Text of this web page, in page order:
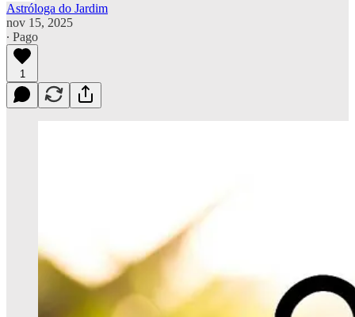
Astróloga do Jardim
nov 15, 2025
∙ Pago
1